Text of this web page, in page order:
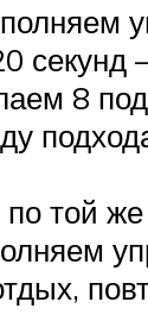
секунд
8
той